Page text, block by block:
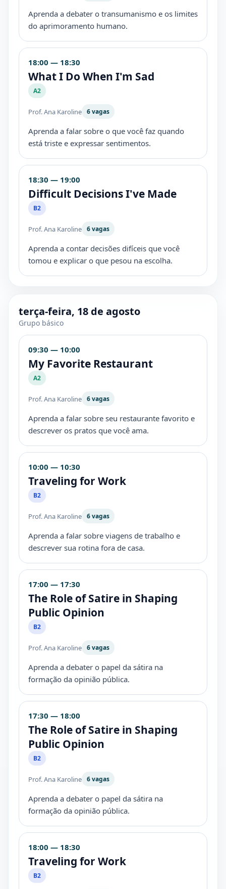
Aprenda a debater o transumanismo e os limites
do aprimoramento humano.
18:00 — 18:30
What I Do When I'm Sad
A2
Prof. Ana Karoline 6 vagas
Aprenda a falar sobre o que você faz quando
está triste e expressar sentimentos.
18:30 — 19:00
Difficult Decisions I've Made
B2
Prof. Ana Karoline 6 vagas
Aprenda a contar decisões difíceis que você
tomou e explicar o que pesou na escolha.
terça-feira, 18 de agosto
Grupo básico
09:30 — 10:00
My Favorite Restaurant
A2
Prof. Ana Karoline 6 vagas
Aprenda a falar sobre seu restaurante favorito e
descrever os pratos que você ama.
10:00 — 10:30
Traveling for Work
B2
Prof. Ana Karoline 6 vagas
Aprenda a falar sobre viagens de trabalho e
descrever sua rotina fora de casa.
17:00 — 17:30
The Role of Satire in Shaping
Public Opinion
B2
Prof. Ana Karoline 6 vagas
Aprenda a debater o papel da sátira na
formação da opinião pública.
17:30 — 18:00
The Role of Satire in Shaping
Public Opinion
B2
Prof. Ana Karoline 6 vagas
Aprenda a debater o papel da sátira na
formação da opinião pública.
18:00 — 18:30
Traveling for Work
B2